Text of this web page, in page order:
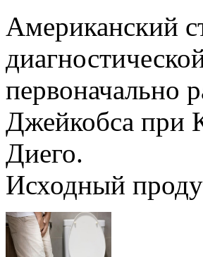
Американский
первоначально
Джейкобса при
Диего.
Исходный